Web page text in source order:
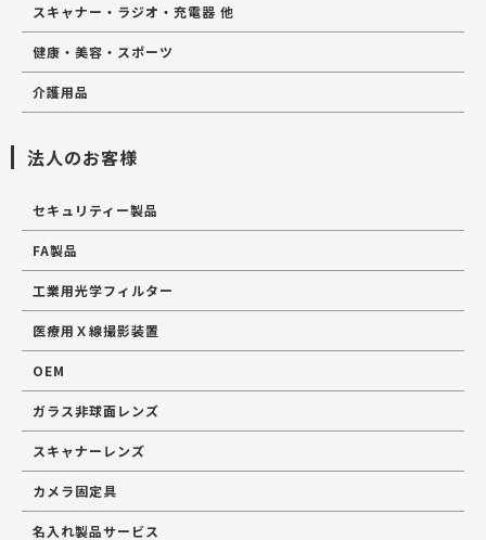
スキャナー・ラジオ・充電器 他
健康・美容・スポーツ
介護用品
法人のお客様
セキュリティー製品
FA製品
工業用光学フィルター
医療用Ｘ線撮影装置
OEM
ガラス非球面レンズ
スキャナーレンズ
カメラ固定具
名入れ製品サービス